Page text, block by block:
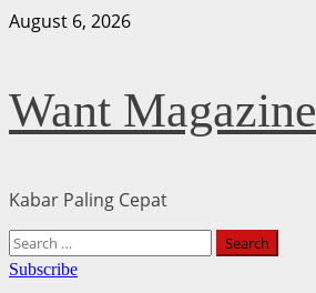
Skip
August 6, 2026
Want Magazine
Kabar Paling Cepat
Primary
Menu
Search
for:
Subscribe